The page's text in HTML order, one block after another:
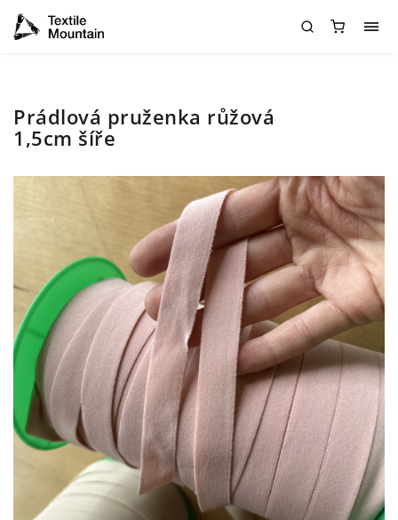
Prádlová pruženka růžová
1,5cm šíře